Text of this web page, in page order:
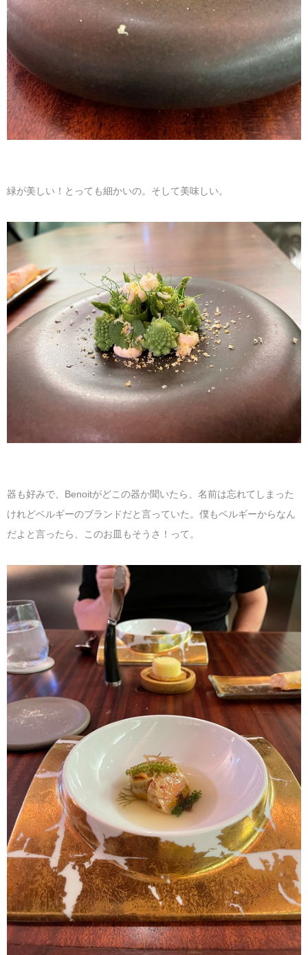
緑が美しい！とっても細かいの。そして美味しい。
器も好みで、Benoitがどこの器か聞いたら、名前は忘れてしまった
けれどベルギーのブランドだと言っていた。僕もベルギーからなん
だよと言ったら、このお皿もそうさ！って。